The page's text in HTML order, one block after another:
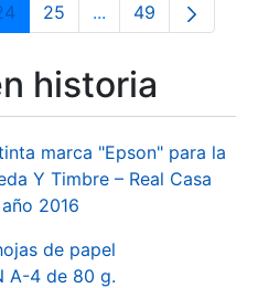
Pages Use TAB to navigate.
OrrialdeaOrrialdea
25 ...Intermediate
Orrialdea
49
historia
marca "Epson" para la
Y Timbre – Real Casa
2016
de papel
A-4 de 80 g.